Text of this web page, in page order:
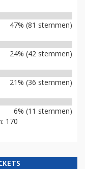
47% (81 stemmen)
24% (42 stemmen)
21% (36 stemmen)
6% (11 stemmen)
170